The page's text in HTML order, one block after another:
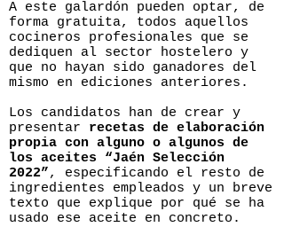
A este galardón pueden optar, de
forma gratuita, todos aquellos
cocineros profesionales que se
dediquen al sector hostelero y
que no hayan sido ganadores del
mismo en ediciones anteriores.
Los candidatos han de crear y
presentar recetas de elaboración
propia con alguno o algunos de
los aceites “Jaén Selección
2022”, especificando el resto de
ingredientes empleados y un breve
texto que explique por qué se ha
usado ese aceite en concreto.